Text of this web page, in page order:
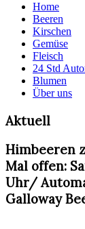
Home
Beeren
Kirschen
Gemüse
Fleisch
24 Std
Blumen
Über uns
Aktuell
Himbeeren
Mal offen:
Uhr/
Galloway